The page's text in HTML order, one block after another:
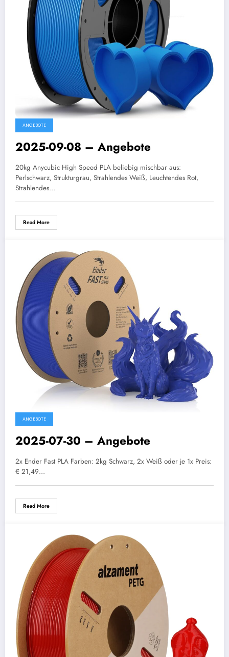
ANGEBOTE
2025-09-08 – Angebote
20kg Anycubic High Speed PLA beliebig mischbar aus:
Perlschwarz, Strukturgrau, Strahlendes Weiß, Leuchtendes Rot,
Strahlendes…
Read More
ANGEBOTE
2025-07-30 – Angebote
2x Ender Fast PLA Farben: 2kg Schwarz, 2x Weiß oder je 1x Preis:
€ 21,49…
Read More